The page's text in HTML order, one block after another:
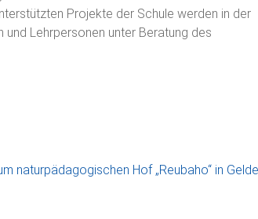
Projekte der Schule werden in der
Lehrpersonen unter Beratung des
naturpädagogischen Hof „Reubaho“ in